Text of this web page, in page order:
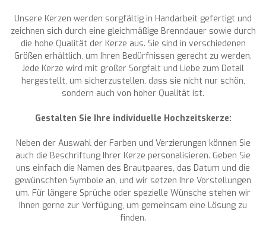
Unsere Kerzen werden sorgfältig in Handarbeit gefertigt und
zeichnen sich durch eine gleichmäßige Brenndauer sowie durch
die hohe Qualität der Kerze aus. Sie sind in verschiedenen
Größen erhältlich, um Ihren Bedürfnissen gerecht zu werden.
Jede Kerze wird mit großer Sorgfalt und Liebe zum Detail
hergestellt, um sicherzustellen, dass sie nicht nur schön,
sondern auch von hoher Qualität ist.
Gestalten Sie Ihre individuelle Hochzeitskerze:
Neben der Auswahl der Farben und Verzierungen können Sie
auch die Beschriftung Ihrer Kerze personalisieren. Geben Sie
uns einfach die Namen des Brautpaares, das Datum und die
gewünschten Symbole an, und wir setzen Ihre Vorstellungen
um. Für längere Sprüche oder spezielle Wünsche stehen wir
Ihnen gerne zur Verfügung, um gemeinsam eine Lösung zu
finden.